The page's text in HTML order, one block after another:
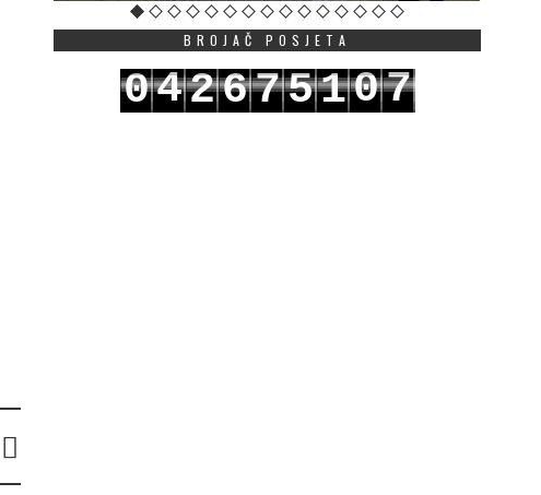
BROJAČ POSJETA
042675107